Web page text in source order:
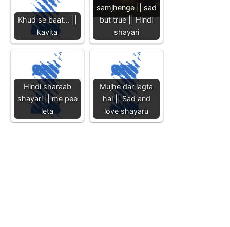
Khud se baat... ||
kavita
samjhenge || sad
but true || Hindi
shayari
Hindi sharaab
shayari || me pee
leta
Mujhe dar lagta
hai || Sad and
love shayaru